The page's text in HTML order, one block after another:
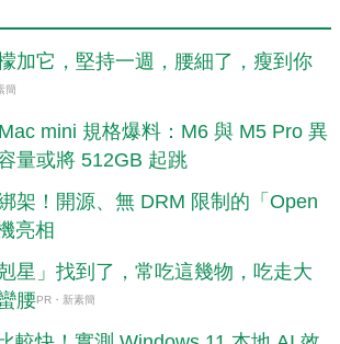
加它，堅持一週，腰細了，瘦到你
簡
mini 規格爆料：M6 與 M5 Pro 異
量或將 512GB 起跳
架！開源、無 DRM 限制的「Open
亮相
星」找到了，常吃這幾物，吃走大
腰PR・新素簡